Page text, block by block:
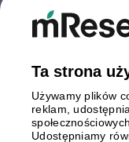
Ta strona
Używamy plików
reklam,
Udostępniamy